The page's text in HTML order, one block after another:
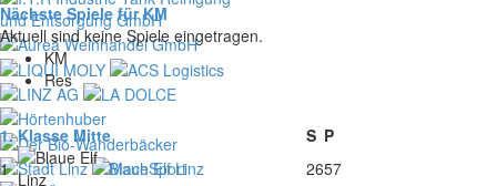
Nächste Spiele für KM
Aktuell sind keine Spiele eingetragen.
KM
Res
1. Klasse Mitte S P
1
Blaue Elf Linz 2657